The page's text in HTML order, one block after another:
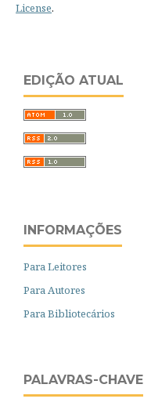
License.
EDIÇÃO ATUAL
INFORMAÇÕES
Para Leitores
Para Autores
Para Bibliotecários
PALAVRAS-CHAVE